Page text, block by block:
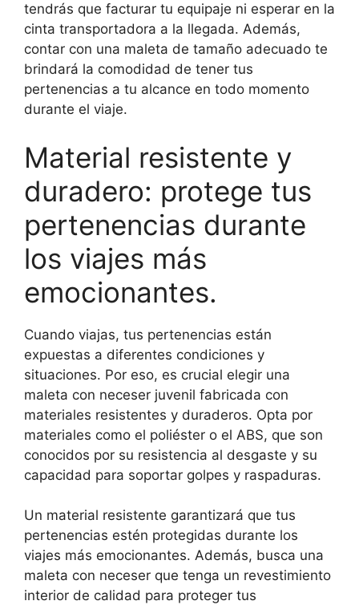
tendrás que facturar tu equipaje ni esperar en la
cinta transportadora a la llegada. Además,
contar con una maleta de tamaño adecuado te
brindará la comodidad de tener tus
pertenencias a tu alcance en todo momento
durante el viaje.
Material resistente y
duradero: protege tus
pertenencias durante
los viajes más
emocionantes.
Cuando viajas, tus pertenencias están
expuestas a diferentes condiciones y
situaciones. Por eso, es crucial elegir una
maleta con neceser juvenil fabricada con
materiales resistentes y duraderos. Opta por
materiales como el poliéster o el ABS, que son
conocidos por su resistencia al desgaste y su
capacidad para soportar golpes y raspaduras.
Un material resistente garantizará que tus
pertenencias estén protegidas durante los
viajes más emocionantes. Además, busca una
maleta con neceser que tenga un revestimiento
interior de calidad para proteger tus